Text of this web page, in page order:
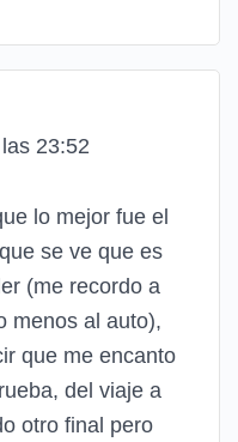
23:52
lo mejor fue el
se ve que es
(me recordo a
menos al auto),
que me encanto
del viaje a
otro final pero